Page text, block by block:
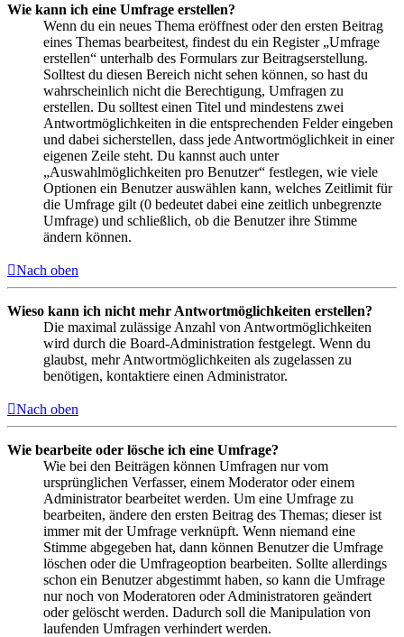
Wie kann ich eine Umfrage erstellen?
Wenn du ein neues Thema eröffnest oder den ersten Beitrag
eines Themas bearbeitest, findest du ein Register „Umfrage
erstellen“ unterhalb des Formulars zur Beitragserstellung.
Solltest du diesen Bereich nicht sehen können, so hast du
wahrscheinlich nicht die Berechtigung, Umfragen zu
erstellen. Du solltest einen Titel und mindestens zwei
Antwortmöglichkeiten in die entsprechenden Felder eingeben
und dabei sicherstellen, dass jede Antwortmöglichkeit in einer
eigenen Zeile steht. Du kannst auch unter
„Auswahlmöglichkeiten pro Benutzer“ festlegen, wie viele
Optionen ein Benutzer auswählen kann, welches Zeitlimit für
die Umfrage gilt (0 bedeutet dabei eine zeitlich unbegrenzte
Umfrage) und schließlich, ob die Benutzer ihre Stimme
ändern können.
Nach oben
Wieso kann ich nicht mehr Antwortmöglichkeiten erstellen?
Die maximal zulässige Anzahl von Antwortmöglichkeiten
wird durch die Board-Administration festgelegt. Wenn du
glaubst, mehr Antwortmöglichkeiten als zugelassen zu
benötigen, kontaktiere einen Administrator.
Nach oben
Wie bearbeite oder lösche ich eine Umfrage?
Wie bei den Beiträgen können Umfragen nur vom
ursprünglichen Verfasser, einem Moderator oder einem
Administrator bearbeitet werden. Um eine Umfrage zu
bearbeiten, ändere den ersten Beitrag des Themas; dieser ist
immer mit der Umfrage verknüpft. Wenn niemand eine
Stimme abgegeben hat, dann können Benutzer die Umfrage
löschen oder die Umfrageoption bearbeiten. Sollte allerdings
schon ein Benutzer abgestimmt haben, so kann die Umfrage
nur noch von Moderatoren oder Administratoren geändert
oder gelöscht werden. Dadurch soll die Manipulation von
laufenden Umfragen verhindert werden.